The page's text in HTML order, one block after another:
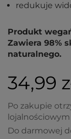
redukuje
Produkt
Zawiera 98%
naturalnego.
34,99
Po zakupie
lojalnościowym
Do darmowej